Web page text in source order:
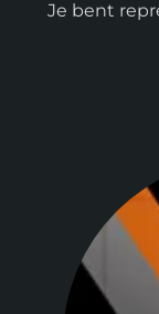
Je bent